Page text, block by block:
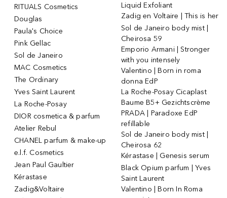
RITUALS Cosmetics
Douglas
Paula's Choice
Pink Gellac
Sol de Janeiro
MAC Cosmetics
The Ordinary
Yves Saint Laurent
La Roche-Posay
DIOR cosmetica & parfum
Atelier Rebul
CHANEL parfum & make-up
e.l.f. Cosmetics
Jean Paul Gaultier
Kérastase
Zadig&Voltaire
Liquid Exfoliant
Zadig en Voltaire | This is her
Sol de Janeiro body mist |
Cheirosa 59
Emporio Armani | Stronger
with you intensely
Valentino | Born in roma
donna EdP
La Roche-Posay Cicaplast
Baume B5+ Gezichtscrème
PRADA | Paradoxe EdP
refillable
Sol de Janeiro body mist |
Cheirosa 62
Kérastase | Genesis serum
Black Opium parfum | Yves
Saint Laurent
Valentino | Born In Roma